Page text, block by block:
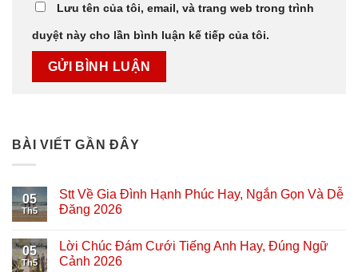
Lưu tên của tôi, email, và trang web trong trình
duyệt này cho lần bình luận kế tiếp của tôi.
BÀI VIẾT GẦN ĐÂY
05
Th5
Stt Về Gia Đình Hạnh Phúc Hay, Ngắn Gọn Và Dễ
Đăng 2026
05
Th5
Lời Chúc Đám Cưới Tiếng Anh Hay, Đúng Ngữ
Cảnh 2026